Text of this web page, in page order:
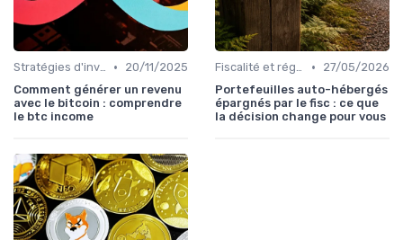
Stratégies d'investissement •
20/11/2025
Comment générer un revenu
avec le bitcoin : comprendre
le btc income
Fiscalité et réglementation •
27/05/2026
Portefeuilles auto-hébergés
épargnés par le fisc : ce que
la décision change pour vous